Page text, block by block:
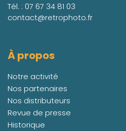
Tél. : 07 67 34 81 03
contact@retrophoto.fr
À propos
Notre activité
Nos partenaires
Nos distributeurs
Revue de presse
Historique